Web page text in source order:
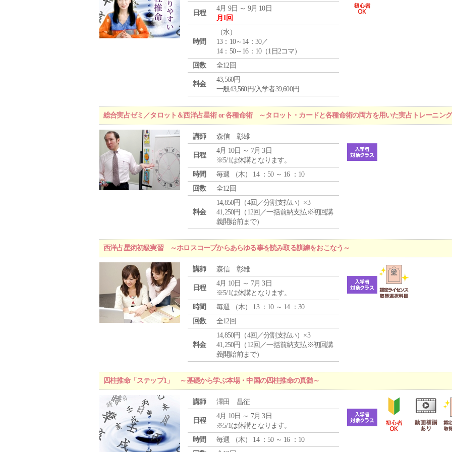
日程
4月 9日 ～ 9月 10日
月1回
時間
（水）
13：10～14：30／
14：50～16：10（1日2コマ）
回数
全12回
料金
43,560円
一般43,560円/入学者39,600円
総合実占ゼミ／タロット＆西洋占星術 or 各種命術 ～タロット・カードと各種命術の両方を用いた実占トレーニン
講師 森信 彰雄
日程
4月 10日 ～ 7月 3日
※5/1は休講となります。
時間
毎週 （木） 14 ：50 ～ 16 ：10
回数
全12回
料金
14,850円（4回／分割支払い）×3
41,250円（12回／一括前納支払※初回講
義開始前まで）
西洋占星術初級実習 ～ホロスコープからあらゆる事を読み取る訓練をおこなう～
講師 森信 彰雄
日程
4月 10日 ～ 7月 3日
※5/1は休講となります。
時間
毎週 （木） 13 ：10 ～ 14 ：30
回数
全12回
料金
14,850円（4回／分割支払い）×3
41,250円（12回／一括前納支払※初回講
義開始前まで）
四柱推命「ステップ1」 ～基礎から学ぶ本場・中国の四柱推命の真髄～
講師 澤田 昌征
日程
4月 10日 ～ 7月 3日
※5/1は休講となります。
時間
毎週 （木） 14 ：50 ～ 16 ：10